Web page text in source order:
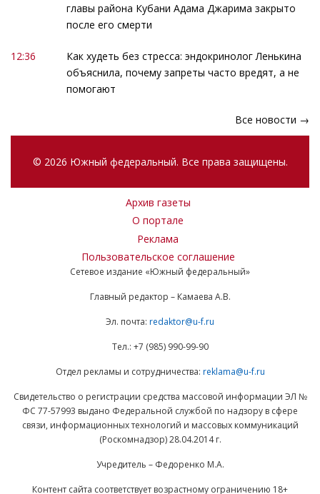
главы района Кубани Адама Джарима закрыто
после его смерти
12:36
Как худеть без стресса: эндокринолог Ленькина
объяснила, почему запреты часто вредят, а не
помогают
Все новости →
© 2026 Южный федеральный. Все права защищены.
Архив газеты
О портале
Реклама
Пользовательское соглашение
Сетевое издание «Южный федеральный»
Главный редактор – Камаева А.В.
Эл. почта: redaktor@u-f.ru
Тел.: +7 (985) 990-99-90
Отдел рекламы и сотрудничества: reklama@u-f.ru
Свидетельство о регистрации средства массовой информации ЭЛ №
ФС 77-57993 выдано Федеральной службой по надзору в сфере
связи, информационных технологий и массовых коммуникаций
(Роскомнадзор) 28.04.2014 г.
Учредитель – Федоренко М.А.
Контент сайта соответствует возрастному ограничению 18+